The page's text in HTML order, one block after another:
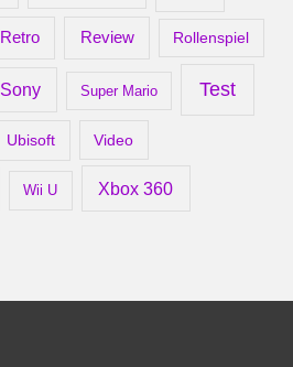
Retro Review Rollenspiel
Sony Super Mario Test
Ubisoft Video
Wii U Xbox 360